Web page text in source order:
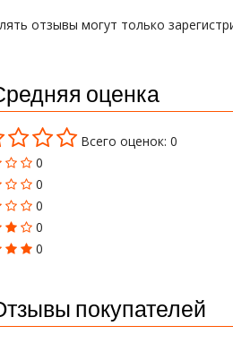
отзывы могут только
оценка
Всего оценок: 0
0
0
0
0
0
покупателей